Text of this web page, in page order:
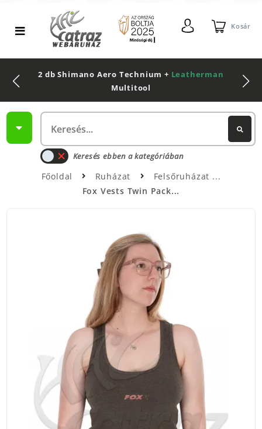
Kosár
2 db Shimano Aero Technium + Leatherman
Multitool
Keresés ebben a kategóriában
Főoldal Ruházat
Felsőruházat
Fox Vests Twin Pack...